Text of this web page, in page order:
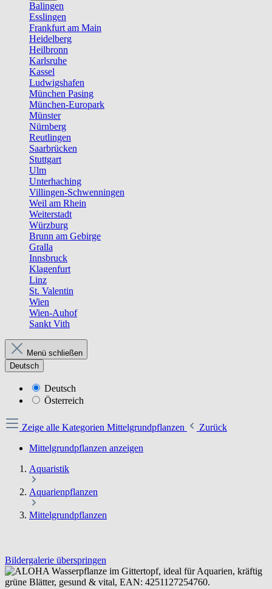
Balingen
Esslingen
Frankfurt am Main
Heidelberg
Heilbronn
Karlsruhe
Kassel
Ludwigshafen
München Pasing
München-Europark
Münster
Nürnberg
Reutlingen
Saarbrücken
Stuttgart
Ulm
Unterhaching
Villingen-Schwenningen
Weil am Rhein
Weiterstadt
Würzburg
Brunn am Gebirge
Gralla
Innsbruck
Klagenfurt
Linz
St. Valentin
Wien
Wien-Auhof
Sankt Vith
Menü schließen
Deutsch
Deutsch
Österreich
Zeige alle Kategorien Mittelgrundpflanzen
Zurück
Mittelgrundpflanzen anzeigen
Aquaristik
Aquarienpflanzen
Mittelgrundpflanzen
Bildergalerie überspringen